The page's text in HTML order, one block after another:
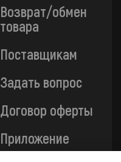
Возврат/обмен
товара
Поставщикам
Задать вопрос
Договор оферты
Приложение